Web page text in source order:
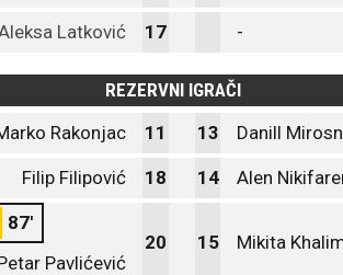
Latković 17 -
REZERVNI IGRAČI
Rakonjac 11 13 Danill
Filip Filipović 18 14 Alen
87'
Pavlićević
20 15 Mikita